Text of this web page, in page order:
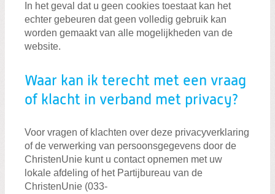
In het geval dat u geen cookies toestaat kan het
echter gebeuren dat geen volledig gebruik kan
worden gemaakt van alle mogelijkheden van de
website.
Waar kan ik terecht met een vraag
of klacht in verband met privacy?
Voor vragen of klachten over deze privacyverklaring
of de verwerking van persoonsgegevens door de
ChristenUnie kunt u contact opnemen met uw
lokale afdeling of het Partijbureau van de
ChristenUnie (033-